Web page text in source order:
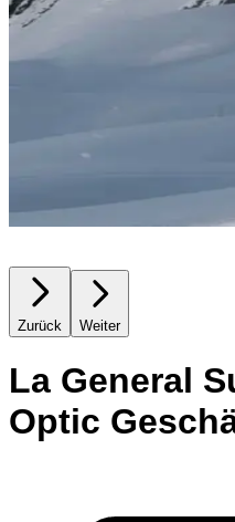
Zurück Weiter
La General
Optic